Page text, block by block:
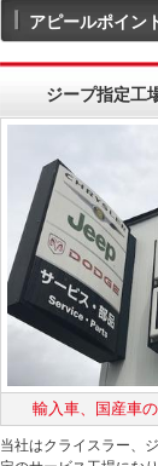
アピールポイン
ジープ指定工
輸入車、国産車
当社はクライスラー、